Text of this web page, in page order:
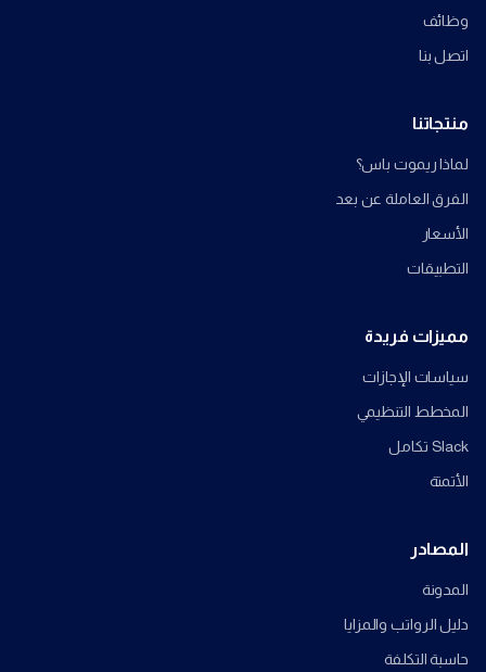
وظائف
اتصل بنا
منتجاتنا
لماذا ريموت باس؟
الفرق العاملة عن بعد
الأسعار
التطبيقات
مميزات فريدة
سياسات الإجازات
المخطط التنظيمي
Slack تكامل
الأتمتة
المصادر
المدونة
دليل الرواتب والمزايا
حاسبة التكلفة